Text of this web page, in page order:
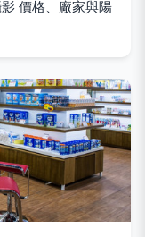
價格、廠家與陽